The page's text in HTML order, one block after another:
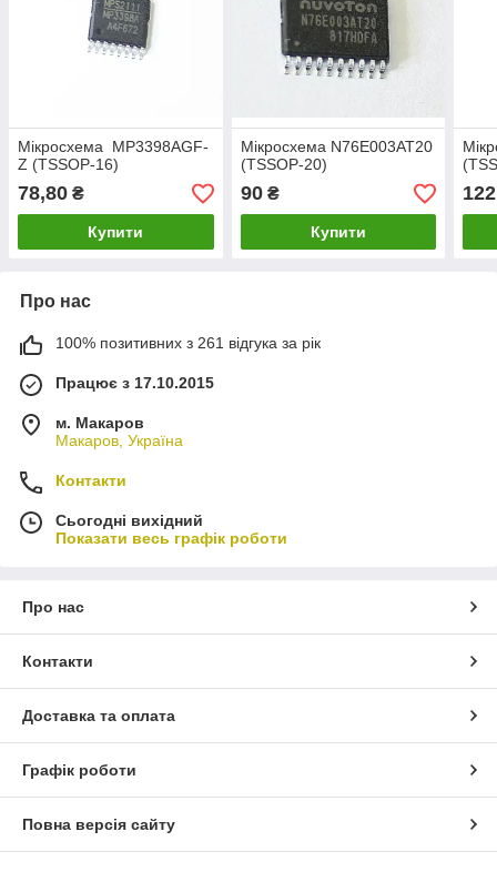
Мікросхема MP3398AGF-
Z (TSSOP-16)
78,80 ₴
Купити
Мікросхема N76E003AT20
(TSSOP-20)
90₴
Купити
122
Про нас
100% позитивних з 261 відгука за рік
Працює з 17.10.2015
м. Макаров
Макаров, Україна
Контакти
Сьогодні вихідний
Показати весь графік роботи
Про нас
Контакти
Доставка та оплата
Графік роботи
Повна версія сайту